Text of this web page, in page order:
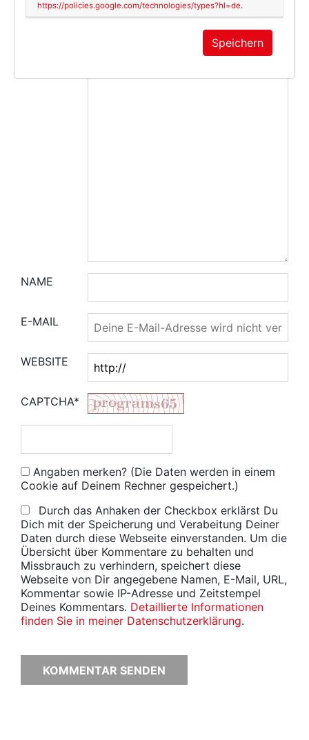
KOMMENTAR
NAME
E-MAIL
WEBSITE
CAPTCHA*
Angaben merken? (Die Daten werden in einem
Cookie auf Deinem Rechner gespeichert.)
Durch das Anhaken der Checkbox erklärst Du
Dich mit der Speicherung und Verabeitung Deiner
Daten durch diese Webseite einverstanden. Um die
Übersicht über Kommentare zu behalten und
Missbrauch zu verhindern, speichert diese
Webseite von Dir angegebene Namen, E-Mail, URL,
Kommentar sowie IP-Adresse und Zeitstempel
Deines Kommentars. Detaillierte Informationen
finden Sie in meiner Datenschutzerklärung.
https://policies.google.com/technologies/types?hl=de.
Speichern